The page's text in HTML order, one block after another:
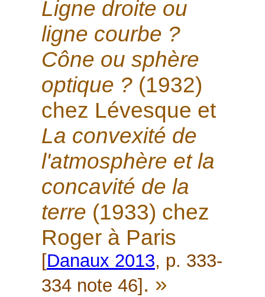
Ligne droite ou
ligne courbe ?
Cône ou sphère
optique ? (1932)
chez Lévesque et
La convexité de
l'atmosphère et la
concavité de la
terre (1933) chez
Roger à Paris
[Danaux 2013, p. 333-
334 note 46] . »